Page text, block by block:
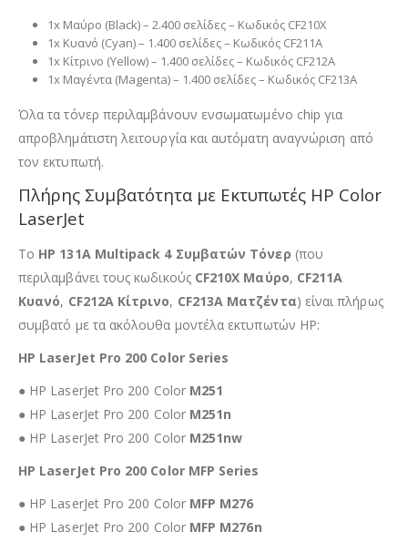
1x Μαύρο (Black) – 2.400 σελίδες – Κωδικός CF210X
1x Κυανό (Cyan) – 1.400 σελίδες – Κωδικός CF211A
1x Κίτρινο (Yellow) – 1.400 σελίδες – Κωδικός CF212A
1x Μαγέντα (Magenta) – 1.400 σελίδες – Κωδικός CF213A
Όλα τα τόνερ περιλαμβάνουν ενσωματωμένο chip για
απροβλημάτιστη λειτουργία και αυτόματη αναγνώριση από
τον εκτυπωτή.
Πλήρης Συμβατότητα με Εκτυπωτές HP Color
LaserJet
Το HP 131A Multipack 4 Συμβατών Τόνερ (που
περιλαμβάνει τους κωδικούς CF210X Μαύρο, CF211A
Κυανό, CF212A Κίτρινο, CF213A Ματζέντα) είναι πλήρως
συμβατό με τα ακόλουθα μοντέλα εκτυπωτών HP:
HP LaserJet Pro 200 Color Series
● HP LaserJet Pro 200 Color M251
● HP LaserJet Pro 200 Color M251n
● HP LaserJet Pro 200 Color M251nw
HP LaserJet Pro 200 Color MFP Series
● HP LaserJet Pro 200 Color MFP M276
● HP LaserJet Pro 200 Color MFP M276n